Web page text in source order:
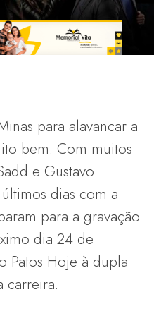
para alavancar a
bem. Com muitos
e Gustavo
dias com a
para a gravação
dia 24 de
Patos Hoje à dupla
carreira.